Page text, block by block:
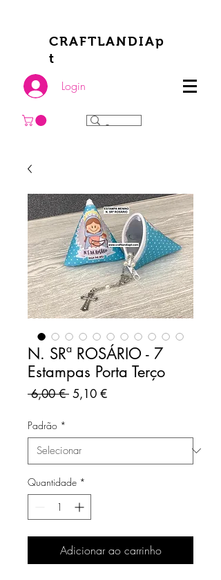
CRAFTLANDIAp
t
Login
N. SRª ROSÁRIO - 7
Estampas Porta Terço
6,00 € Preço
5,10 €Preço
Padrão *
Quantidade *
Adicionar ao carrinho